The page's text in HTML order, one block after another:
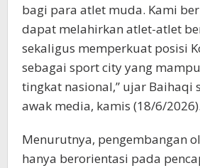
bagi para atlet muda. Kami
dapat melahirkan atlet-atlet
sekaligus memperkuat posisi
sebagai sport city yang
tingkat nasional,” ujar Baihaqi
awak media, kamis (18/6/2026).
Menurutnya, pengembangan
hanya berorientasi pada